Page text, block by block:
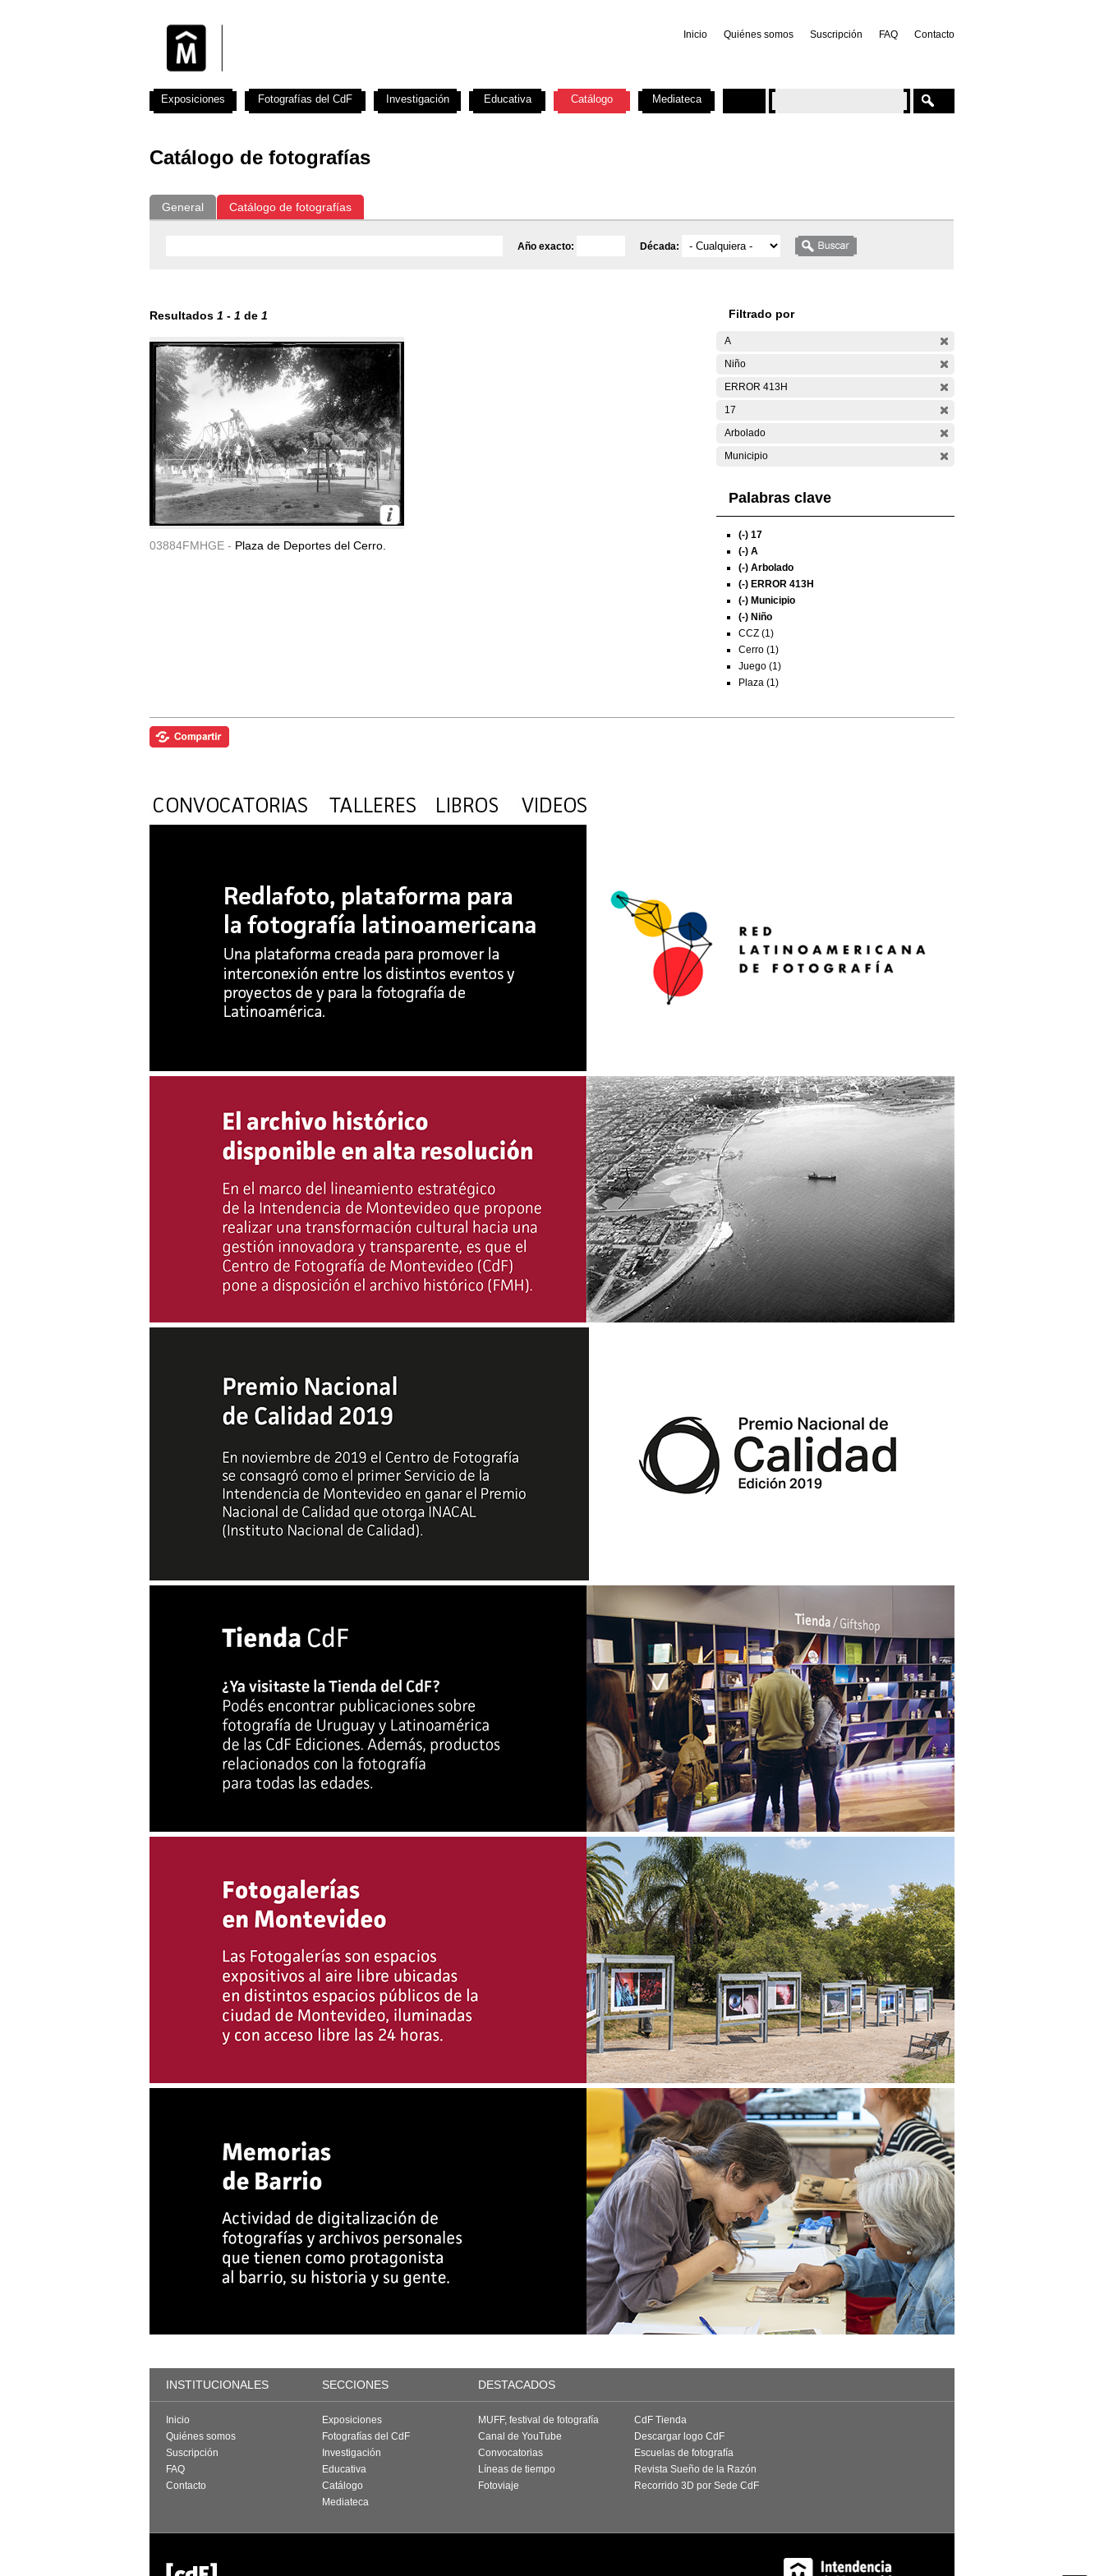
Inicio Quiénes somos Suscripción FAQ Contacto
Catálogo de fotografías
General Catálogo de fotografías
Año exacto: Década:
Resultados 1 - 1 de 1
03884FMHGE - Plaza de Deportes del Cerro.
Filtrado por
A
Niño
ERROR 413H
17
Arbolado
Municipio
Palabras clave
(-) 17
(-) A
(-) Arbolado
(-) ERROR 413H
(-) Municipio
(-) Niño
CCZ (1)
Cerro (1)
Juego (1)
Plaza (1)
Exposiciones Fotografías del CdF Investigación Educativa Catálogo Mediateca
INSTITUCIONALES SECCIONES DESTACADOS
Inicio
Quiénes somos
Suscripción
FAQ
Contacto
Exposiciones
Fotografías del CdF
Investigación
Educativa
Catálogo
Mediateca
MUFF, festival de fotografía
Canal de YouTube
Convocatorias
Líneas de tiempo
Fotoviaje
CdF Tienda
Descargar logo CdF
Escuelas de fotografía
Revista Sueño de la Razón
Recorrido 3D por Sede CdF